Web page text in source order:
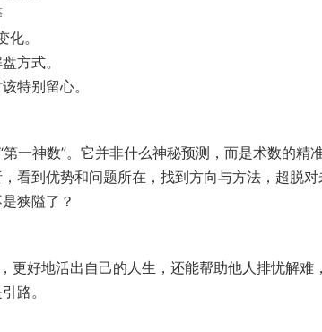
。
方式。
特别留心。
一神数”。它并非什么神秘预测，而是术数的精
看到优势和问题所在，找到方向与方法，超脱对
狭隘了？
更好地活出自己的人生，还能帮助他人排忧解难
路。